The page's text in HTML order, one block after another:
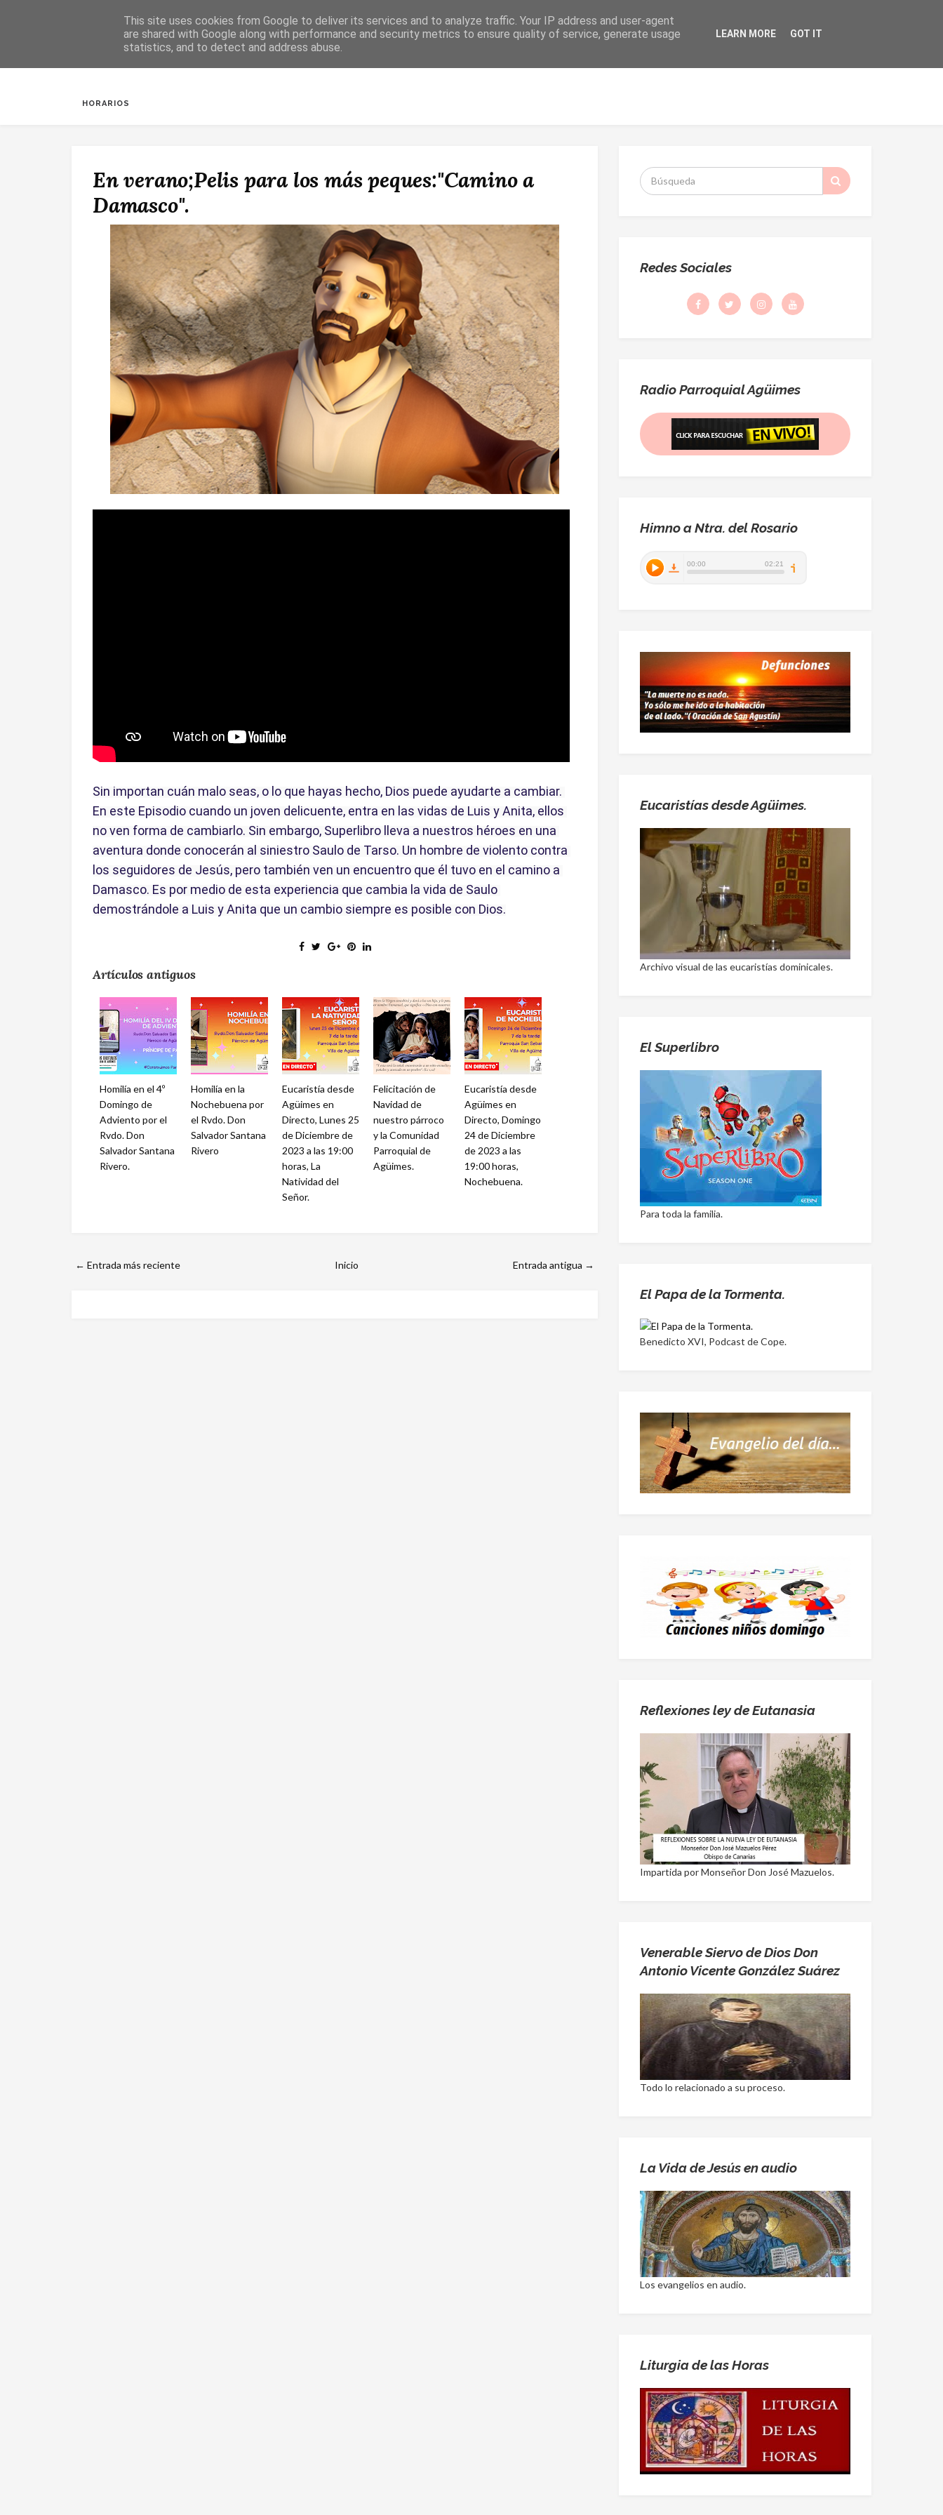
HORARIOS
En verano;Pelis para los más peques:"Camino a
Damasco".
Sin importan cuán malo seas, o lo que hayas hecho, Dios puede ayudarte a cambiar.
En este Episodio cuando un joven delicuente, entra en las vidas de Luis y Anita, ellos
no ven forma de cambiarlo. Sin embargo, Superlibro lleva a nuestros héroes en una
aventura donde conocerán al siniestro Saulo de Tarso. Un hombre de violento contra
los seguidores de Jesús, pero también ven un encuentro que él tuvo en el camino a
Damasco. Es por medio de esta experiencia que cambia la vida de Saulo
demostrándole a Luis y Anita que un cambio siempre es posible con Dios.
Artículos antiguos
Homilía en el 4º
Domingo de
Adviento por el
Rvdo. Don
Salvador Santana
Rivero.
Homilía en la
Nochebuena por
el Rvdo. Don
Salvador Santana
Rivero
Eucaristía desde
Agüimes en
Directo, Lunes 25
de Diciembre de
2023 a las 19:00
horas, La
Natividad del
Señor.
Felicitación de
Navidad de
nuestro párroco
y la Comunidad
Parroquial de
Agüimes.
Eucaristía desde
Agüimes en
Directo, Domingo
24 de Diciembre
de 2023 a las
19:00 horas,
Nochebuena.
← Entrada más reciente Entrada antigua →
Inicio
S
:
Redes Sociales
Radio Parroquial Agüimes
Himno a Ntra. del Rosario
Eucaristías desde Agüimes.
Archivo visual de las eucaristías dominicales.
El Superlibro
Para toda la familia.
El Papa de la Tormenta.
Benedicto XVI, Podcast de Cope.
Reflexiones ley de Eutanasia
Impartida por Monseñor Don José Mazuelos.
Venerable Siervo de Dios Don
Antonio Vicente González Suárez
Todo lo relacionado a su proceso.
La Vida de Jesús en audio
Los evangelios en audio.
Liturgia de las Horas
This site uses cookies from Google to deliver its services and to analyze traffic. Your IP address and user-agent
are shared with Google along with performance and security metrics to ensure quality of service, generate usage
statistics, and to detect and address abuse.
LEARN MORE GOT IT